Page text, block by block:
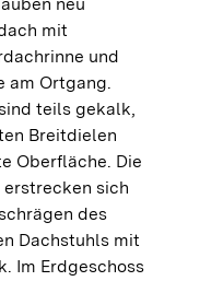
mit
und
am Ortgang.
teils gekalk,
Breitdielen
Oberfläche. Die
sich
des
Dachstuhls mit
Im Erdgeschoss